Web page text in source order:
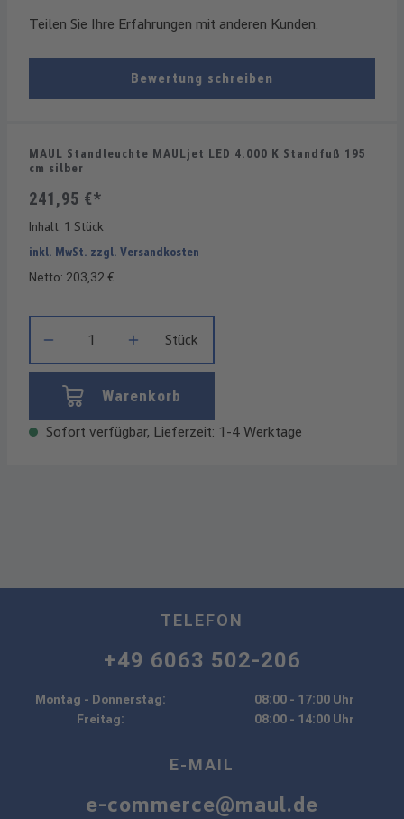
Teilen Sie Ihre Erfahrungen mit anderen Kunden.
Bewertung schreiben
MAUL Standleuchte MAULjet LED 4.000 K Standfuß 195
cm silber
241,95 €*
Inhalt: 1 Stück
inkl. MwSt. zzgl. Versandkosten
Netto: 203,32 €
Stück
Warenkorb
Sofort verfügbar, Lieferzeit: 1-4 Werktage
TELEFON
+49 6063 502-206
Montag - Donnerstag:
08:00 - 17:00 Uhr
Freitag:
08:00 - 14:00 Uhr
E-MAIL
e-commerce@maul.de